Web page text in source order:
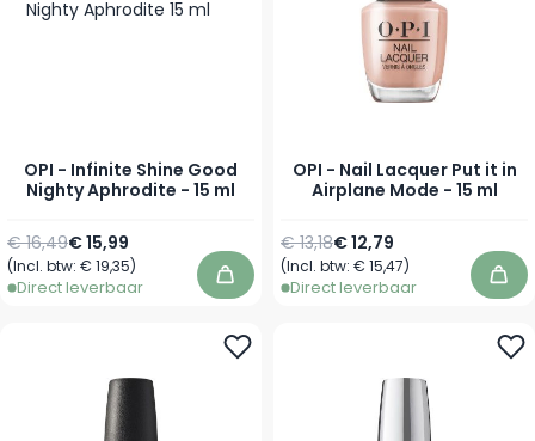
OPI - Infinite Shine Good
Nighty Aphrodite - 15 ml
Speciale prijs
€ 15,99
Normale prijs
€ 16,49
(Incl. btw: € 19,35)
Direct leverbaar In winkelwagen
OPI - Nail Lacquer Put it in
Airplane Mode - 15 ml
Speciale prijs
€ 12,79
Normale prijs
€ 13,18
(Incl. btw: € 15,47)
Direct leverbaar In